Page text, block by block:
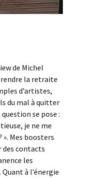
de Michel
la retraite
d’artistes,
du mal à quitter
se pose :
je ne me
». Mes boosters
des contacts
les
à l’énergie